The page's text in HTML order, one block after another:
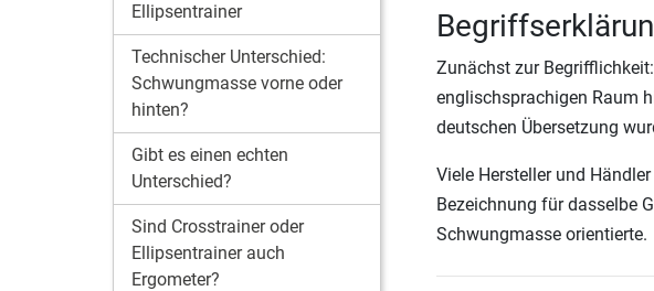
Ellipsentrainer
Technischer Unterschied:
Schwungmasse vorne oder
hinten?
Gibt es einen echten
Unterschied?
Sind Crosstrainer oder
Ellipsentrainer auch
Ergometer?
Zunächst zur
englischsprachigen Raum
deutschen Übersetzung
Viele Hersteller und
Bezeichnung für dasselbe
Schwungmasse orientierte.